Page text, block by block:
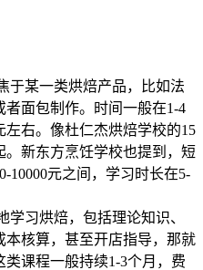
于某一类烘焙产品，比如法
面包制作。时间一般在1-4
左右。像杜仁杰烘焙学校的15
。新东方烹饪学校也提到，短
10000元之间，学习时长在5-
学习烘焙，包括理论知识、
核算，甚至开店指导，那就
课程一般持续1-3个月，费